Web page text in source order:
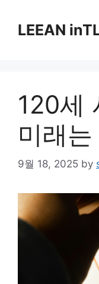
contentLEEAN
120세
미래
9월 18, 2025 by